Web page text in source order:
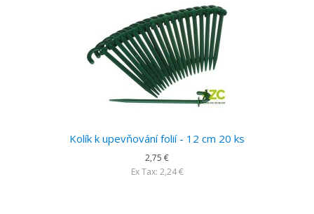
Kolík k upevňování folií - 12 cm 20 ks
2,75 €
Ex Tax: 2,24 €